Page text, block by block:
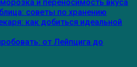
и переносимость вкуса
советы по хранению
как добиться идеальной
от Лейпцига до